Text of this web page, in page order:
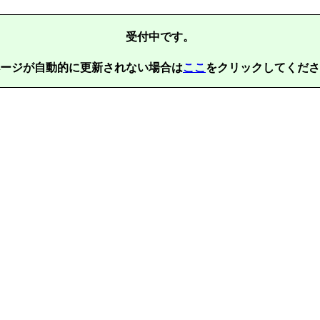
受付中です。
ジが自動的に更新されない場合はここ をクリックしてくだ